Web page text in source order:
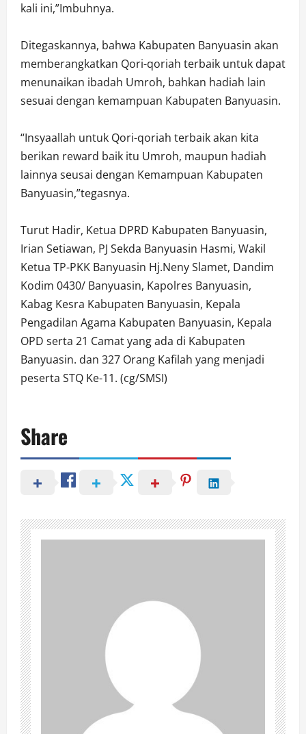
kali ini,”Imbuhnya.
Ditegaskannya, bahwa Kabupaten Banyuasin akan
memberangkatkan Qori-qoriah terbaik untuk dapat
menunaikan ibadah Umroh, bahkan hadiah lain
sesuai dengan kemampuan Kabupaten Banyuasin.
“Insyaallah untuk Qori-qoriah terbaik akan kita
berikan reward baik itu Umroh, maupun hadiah
lainnya seusai dengan Kemampuan Kabupaten
Banyuasin,”tegasnya.
Turut Hadir, Ketua DPRD Kabupaten Banyuasin,
Irian Setiawan, PJ Sekda Banyuasin Hasmi, Wakil
Ketua TP-PKK Banyuasin Hj.Neny Slamet, Dandim
Kodim 0430/ Banyuasin, Kapolres Banyuasin,
Kabag Kesra Kabupaten Banyuasin, Kepala
Pengadilan Agama Kabupaten Banyuasin, Kepala
OPD serta 21 Camat yang ada di Kabupaten
Banyuasin. dan 327 Orang Kafilah yang menjadi
peserta STQ Ke-11. (cg/SMSI)
Share